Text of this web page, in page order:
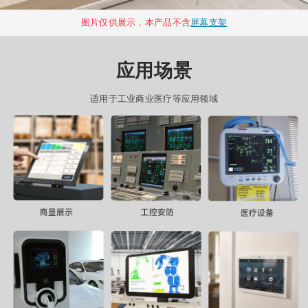
图片仅供展示，本产品不含屏幕支架
应用场景
适用于工业商业医疗等应用领域